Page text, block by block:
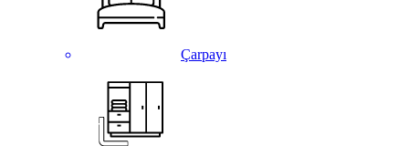
Çarpayı